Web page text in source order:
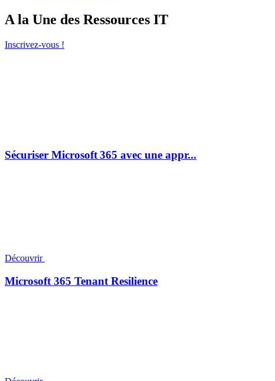
A la Une des Ressources IT
Inscrivez-vous !
Sécuriser Microsoft 365 avec une appr...
Découvrir
Microsoft 365 Tenant Resilience